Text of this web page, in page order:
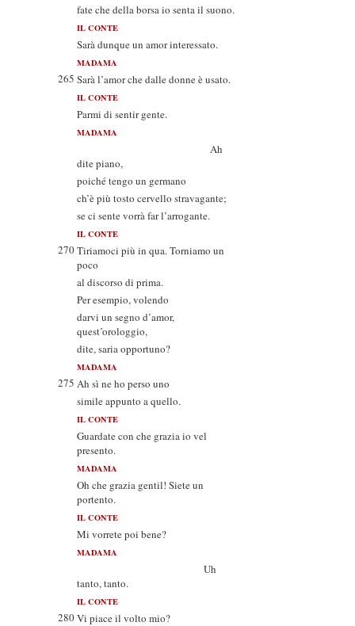
fate che della borsa io senta il suono.
IL CONTE
Sarà dunque un amor interessato.
MADAMA
265 Sarà l’amor che dalle donne è usato.
IL CONTE
Parmi di sentir gente.
MADAMA
Ah
dite piano,
poiché tengo un germano
ch’è più tosto cervello stravagante;
se ci sente vorrà far l’arrogante.
IL CONTE
270Tiriamoci più in qua. Torniamo un
poco
al discorso di prima.
Per esempio, volendo
darvi un segno d’amor,
quest’orologgio,
dite, saria opportuno?
MADAMA
275 Ah sì ne ho perso uno
simile appunto a quello.
IL CONTE
Guardate con che grazia io vel
presento.
MADAMA
Oh che grazia gentil! Siete un
portento.
IL CONTE
Mi vorrete poi bene?
MADAMA
Uh
tanto, tanto.
IL CONTE
280Vi piace il volto mio?